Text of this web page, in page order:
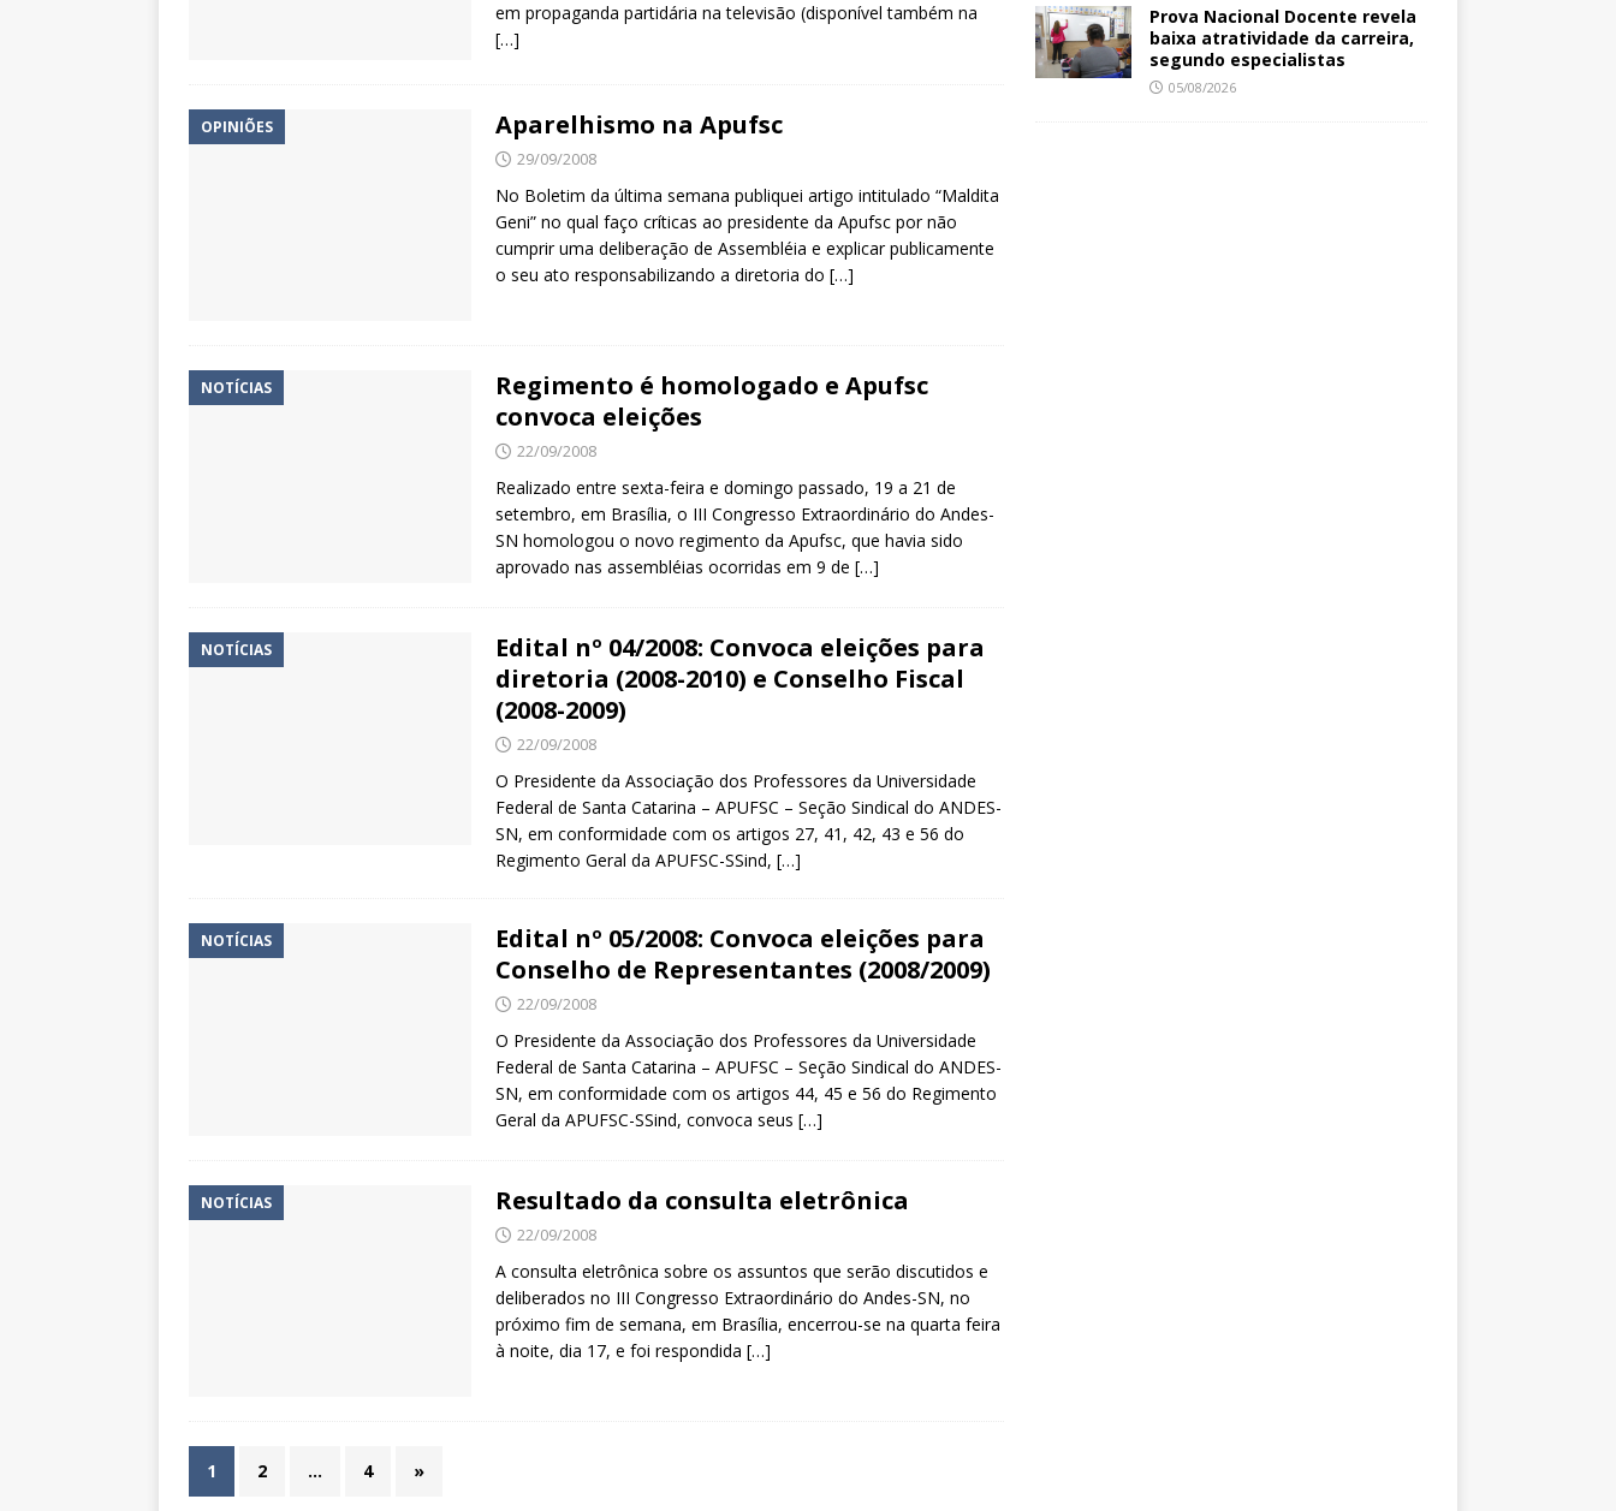
em propaganda partidária na televisão (disponível também na
[…]
OPINIÕES Aparelhismo na Apufsc
29/09/2008
No Boletim da última semana publiquei artigo intitulado “Maldita
Geni” no qual faço críticas ao presidente da Apufsc por não
cumprir uma deliberação de Assembléia e explicar publicamente
o seu ato responsabilizando a diretoria do […]
NOTÍCIAS
Regimento é homologado e Apufsc
convoca eleições
22/09/2008
Realizado entre sexta-feira e domingo passado, 19 a 21 de
setembro, em Brasília, o III Congresso Extraordinário do Andes-
SN homologou o novo regimento da Apufsc, que havia sido
aprovado nas assembléias ocorridas em 9 de […]
NOTÍCIAS
Edital nº 04/2008: Convoca eleições para
diretoria (2008-2010) e Conselho Fiscal
(2008-2009)
22/09/2008
O Presidente da Associação dos Professores da Universidade
Federal de Santa Catarina – APUFSC – Seção Sindical do ANDES-
SN, em conformidade com os artigos 27, 41, 42, 43 e 56 do
Regimento Geral da APUFSC-SSind, […]
NOTÍCIAS
Edital nº 05/2008: Convoca eleições para
Conselho de Representantes (2008/2009)
22/09/2008
O Presidente da Associação dos Professores da Universidade
Federal de Santa Catarina – APUFSC – Seção Sindical do ANDES-
SN, em conformidade com os artigos 44, 45 e 56 do Regimento
Geral da APUFSC-SSind, convoca seus […]
NOTÍCIAS Resultado da consulta eletrônica
22/09/2008
A consulta eletrônica sobre os assuntos que serão discutidos e
deliberados no III Congresso Extraordinário do Andes-SN, no
próximo fim de semana, em Brasília, encerrou-se na quarta feira
à noite, dia 17, e foi respondida […]
1 2 … 4 »
Prova Nacional Docente revela
baixa atratividade da carreira,
segundo especialistas
05/08/2026